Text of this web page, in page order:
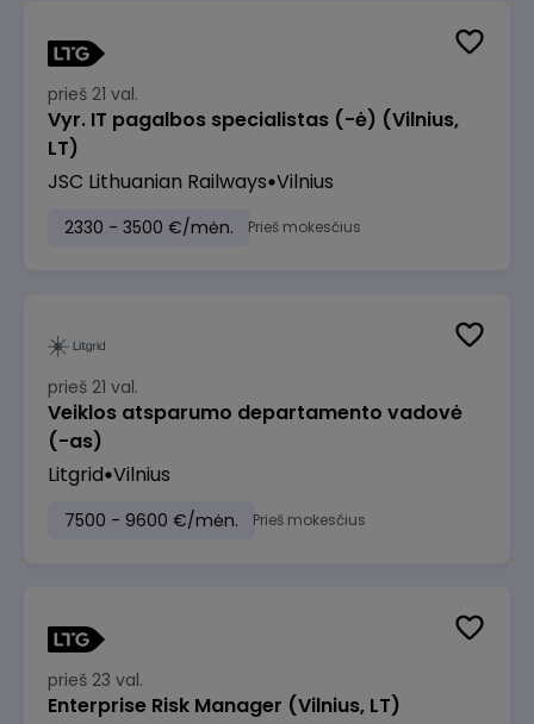
prieš 21 val.
Vyr. IT pagalbos specialistas (-ė) (Vilnius,
LT)
JSC Lithuanian Railways Vilnius
2330 - 3500 €/mėn. Prieš mokesčius
prieš 21 val.
Veiklos atsparumo departamento vadovė
(-as)
Litgrid Vilnius
7500 - 9600 €/mėn. Prieš mokesčius
prieš 23 val.
Enterprise Risk Manager (Vilnius, LT)